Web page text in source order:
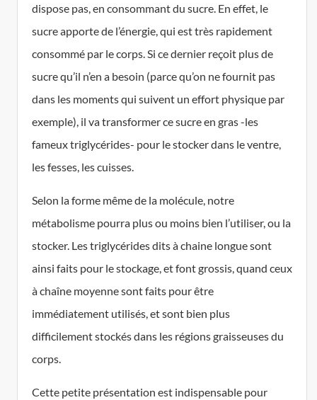
dispose pas, en consommant du sucre. En effet, le
sucre apporte de l’énergie, qui est très rapidement
consommé par le corps. Si ce dernier reçoit plus de
sucre qu’il n’en a besoin (parce qu’on ne fournit pas
dans les moments qui suivent un effort physique par
exemple), il va transformer ce sucre en gras -les
fameux triglycérides- pour le stocker dans le ventre,
les fesses, les cuisses.
Selon la forme même de la molécule, notre
métabolisme pourra plus ou moins bien l’utiliser, ou la
stocker. Les triglycérides dits à chaine longue sont
ainsi faits pour le stockage, et font grossis, quand ceux
à chaîne moyenne sont faits pour être
immédiatement utilisés, et sont bien plus
difficilement stockés dans les régions graisseuses du
corps.
Cette petite présentation est indispensable pour